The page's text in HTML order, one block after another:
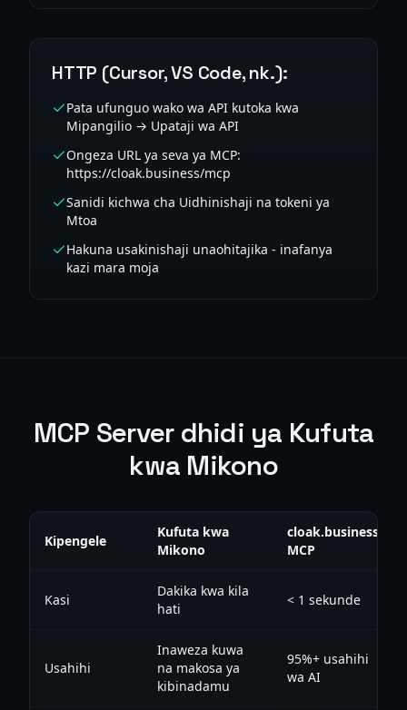
HTTP (Cursor, VS Code, nk.):
Pata ufunguo wako wa API kutoka kwa
Mipangilio → Upataji wa API
Ongeza URL ya seva ya MCP:
https://cloak.business/mcp
Sanidi kichwa cha Uidhinishaji na tokeni ya
Mtoa
Hakuna usakinishaji unaohitajika - inafanya
kazi mara moja
MCP Server dhidi ya Kufuta
kwa Mikono
Kipengele
Kufuta kwa
Mikono
cloak.business
MCP
Kasi
Dakika kwa kila
hati
< 1 sekunde
Usahihi
Inaweza kuwa
na makosa ya
kibinadamu
95%+ usahihi
wa AI